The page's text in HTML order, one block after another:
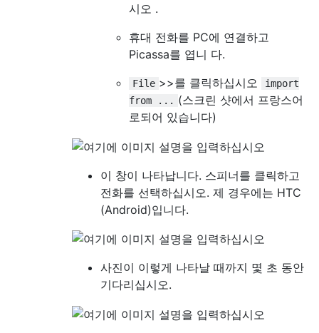
시오 .
휴대 전화를 PC에 연결하고
Picassa를 엽니 다.
File >>를 클릭하십시오
import
from ... (스크린 샷에서 프랑스어
로되어 있습니다)
이 창이 나타납니다. 스피너를 클릭하고
전화를 선택하십시오. 제 경우에는 HTC
(Android)입니다.
사진이 이렇게 나타날 때까지 몇 초 동안
기다리십시오.